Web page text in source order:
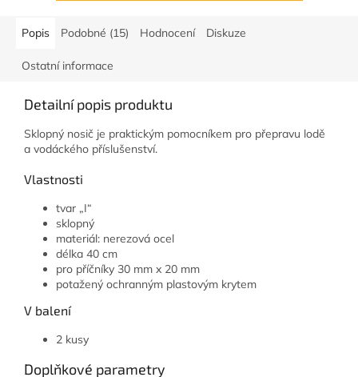
Popis Podobné (15) Hodnocení Diskuze
Ostatní informace
Detailní popis produktu
Sklopný nosič je praktickým pomocníkem pro přepravu lodě
a vodáckého příslušenství.
Vlastnosti
tvar „I“
sklopný
materiál: nerezová ocel
délka 40 cm
pro příčníky 30 mm x 20 mm
potažený ochranným plastovým krytem
V balení
2 kusy
Doplňkové parametry